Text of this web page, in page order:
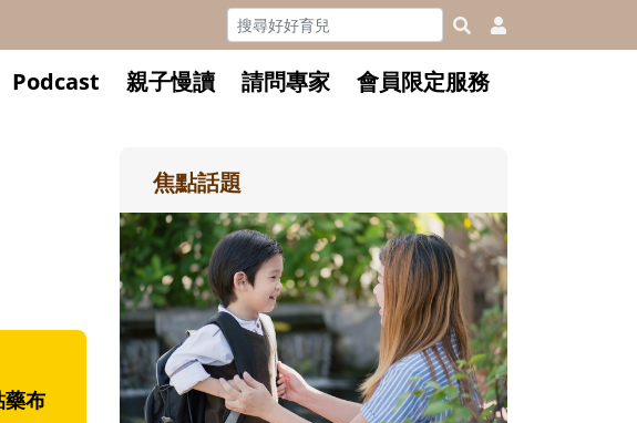
Podcast 親子慢讀 請問專家 會員限定服務
藥布
焦點話題
和孩子一起長大的那個男人│讀
懂父親的不同模樣
沒有人天生就擅長當爸爸！男人總是
在一次次「前所未有」的體驗中，跟
著孩子一起長大。從給予安全感的肢